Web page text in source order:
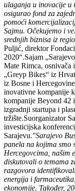
ulaganja u inovacije u
osigurao fond za
pomoći
Sajmu. Očekujemo i
srednjih biznisa iz
Puljić, direktor
2020“.Sajam
Mate Rimca,
„Greyp Bikes“ iz
iz Bosne i
inovativne kompanije
kompanije Beyond 42
izgradnji startupa i
tržište.Suorganizator
investicijska
Sarajevu."Sarajevo
panela na kojima smo
Hercegovcima, našim
diskutovali o temama
razgovora
energija i
ekonomije. Također,